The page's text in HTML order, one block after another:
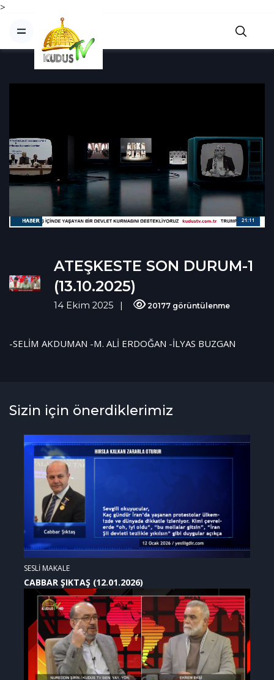
>
ATEŞKESTE SON DURUM-1
(13.10.2025)
14 Ekim 2025 20177 görüntülenme
-SELİM AKDUMAN -M. ALİ ERDOĞAN -İLYAS BUZGAN
Sizin için önerdiklerimiz
SESLİ MAKALE
CABBAR ŞIKTAŞ (12.01.2026)